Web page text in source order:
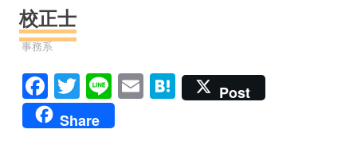
校正士
資格
事務系
Facebook
TwitterLineEmailHatena
Post
Share